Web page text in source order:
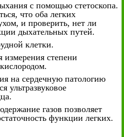
с помощью стетоскопа.
что оба легких
и проверить, нет ли
дыхательных путей.
клетки.
измерения степени
на сердечную патологию
ультразвуковое
газов позволяет
функции легких.